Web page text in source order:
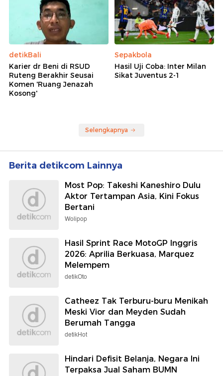
detikBali
Karier dr Beni di RSUD
Ruteng Berakhir Seusai
Komen 'Ruang Jenazah
Kosong'
Sepakbola
Hasil Uji Coba: Inter Milan
Sikat Juventus 2-1
Selengkapnya
Berita detikcom Lainnya
Most Pop: Takeshi Kaneshiro Dulu
Aktor Tertampan Asia, Kini Fokus
Bertani
Wolipop
Hasil Sprint Race MotoGP Inggris
2026: Aprilia Berkuasa, Marquez
Melempem
detikOto
Catheez Tak Terburu-buru Menikah
Meski Vior dan Meyden Sudah
Berumah Tangga
detikHot
Hindari Defisit Belanja, Negara Ini
Terpaksa Jual Saham BUMN